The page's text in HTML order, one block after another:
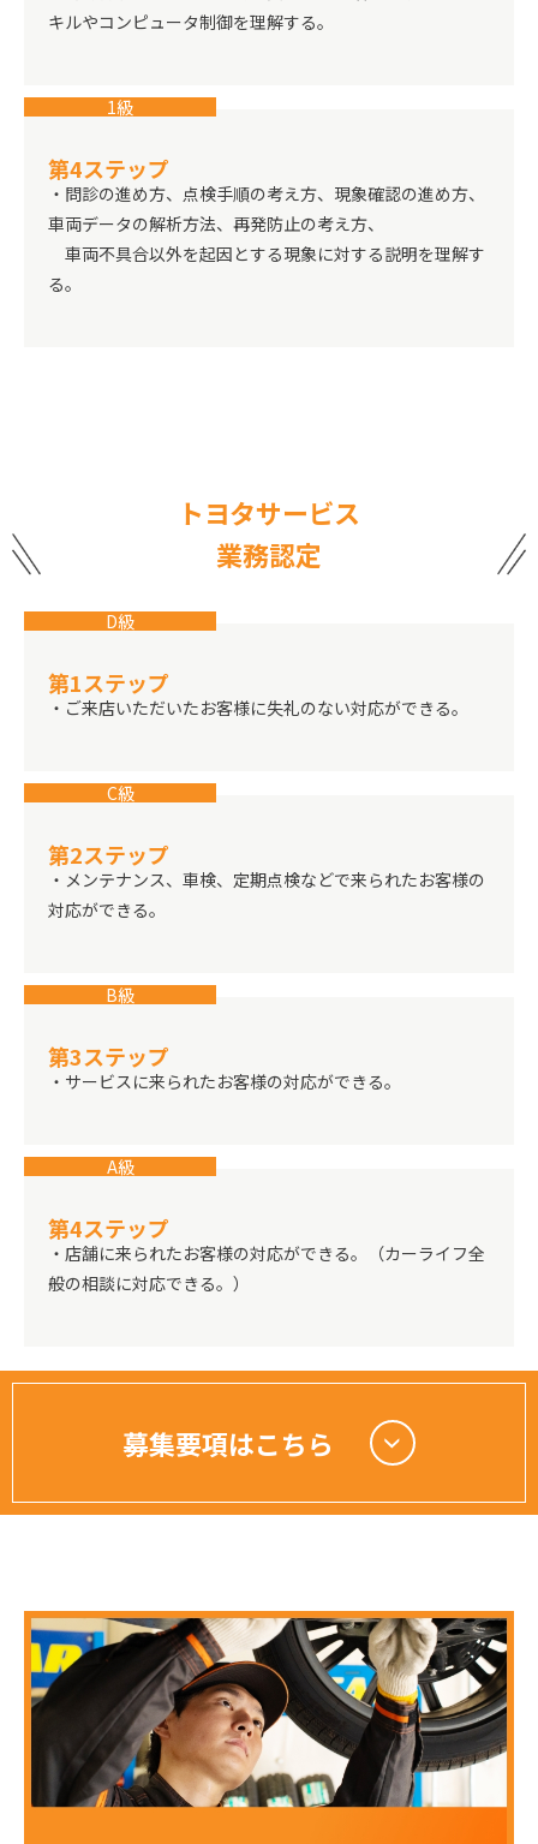
キルやコンピュータ制御を理解する。
1級
第4ステップ
・問診の進め方、点検手順の考え方、現象確認の進め方、
車両データの解析方法、再発防止の考え方、
車両不具合以外を起因とする現象に対する説明を理解す
る。
トヨタサービス
業務認定
D級
第1ステップ
・ご来店いただいたお客様に失礼のない対応ができる。
C級
第2ステップ
・メンテナンス、車検、定期点検などで来られたお客様の
対応ができる。
B級
第3ステップ
・サービスに来られたお客様の対応ができる。
A級
第4ステップ
・店舗に来られたお客様の対応ができる。（カーライフ全
般の相談に対応できる。）
募集要項はこちら